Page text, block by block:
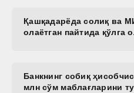
Қашқадарёда солиқ ва
олаётган пайтида қўлга
Банкнинг собиқ
млн сўм маблағларини